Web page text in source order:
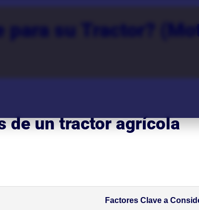
para su Tractor?
de un tractor agrícola
Factores Clave a